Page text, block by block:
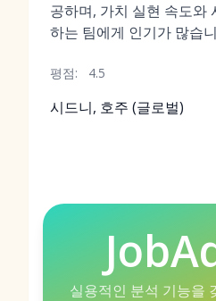
공하며, 가치 실현 속도와
하는 팀에게 인기가 많습
평점: 4.5
시드니, 호주 (글로벌)
실용적인 분석 기능을